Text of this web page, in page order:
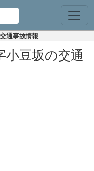
通事故情報
小豆坂の交通